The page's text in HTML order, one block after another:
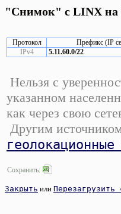
"Снимок" с LINX на
Протокол Префикс (IP
IPv4
5.11.60.0/22
Нельзя с
указанном
как через свою
Другим
Сохранить:
Закрыть или Перезагрузить